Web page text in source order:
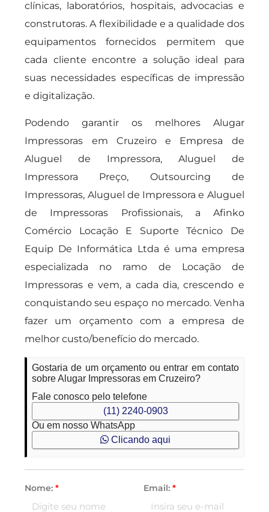
clínicas, laboratórios, hospitais, advocacias e
construtoras. A flexibilidade e a qualidade dos
equipamentos fornecidos permitem que
cada cliente encontre a solução ideal para
suas necessidades específicas de impressão
e digitalização.
Podendo garantir os melhores Alugar
Impressoras em Cruzeiro e Empresa de
Aluguel de Impressora, Aluguel de
Impressora Preço, Outsourcing de
Impressoras, Aluguel de Impressora e Aluguel
de Impressoras Profissionais, a Afinko
Comércio Locação E Suporte Técnico De
Equip De Informática Ltda é uma empresa
especializada no ramo de Locação de
Impressoras e vem, a cada dia, crescendo e
conquistando seu espaço no mercado. Venha
fazer um orçamento com a empresa de
melhor custo/benefício do mercado.
Gostaria de um orçamento ou entrar em contato
sobre Alugar Impressoras em Cruzeiro?
Fale conosco pelo telefone
(11) 2240-0903
Ou em nosso WhatsApp
Clicando aqui
Nome:* Email: *